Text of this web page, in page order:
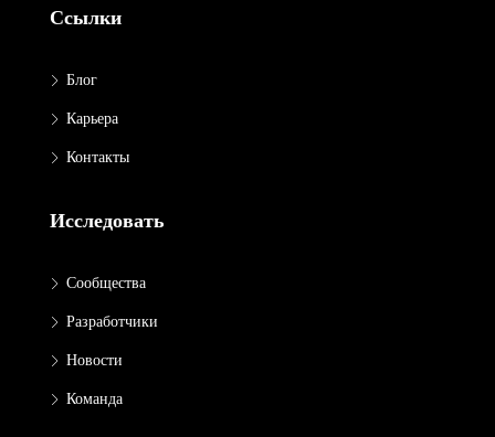
Ссылки
Блог
Карьера
Контакты
Исследовать
Сообщества
Разработчики
Новости
Команда